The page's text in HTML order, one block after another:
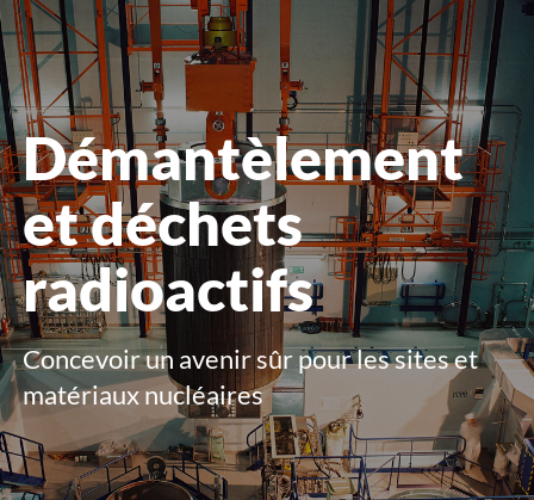
le
menu
Démantèlement
et déchets
radioactifs
Concevoir un avenir sûr pour les sites et
matériaux nucléaires